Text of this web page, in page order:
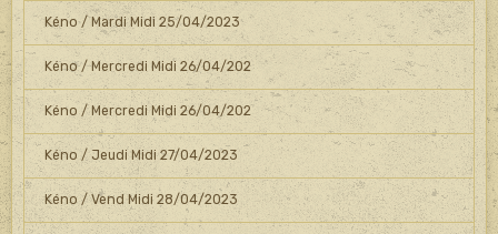
Kéno / Mardi Midi 25/04/2023
Kéno / Mercredi Midi 26/04/202
Kéno / Mercredi Midi 26/04/202
Kéno / Jeudi Midi 27/04/2023
Kéno / Vend Midi 28/04/2023